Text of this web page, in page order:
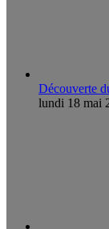
Découverte
lundi 18 mai